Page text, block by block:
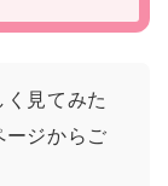
見てみた
ージからご